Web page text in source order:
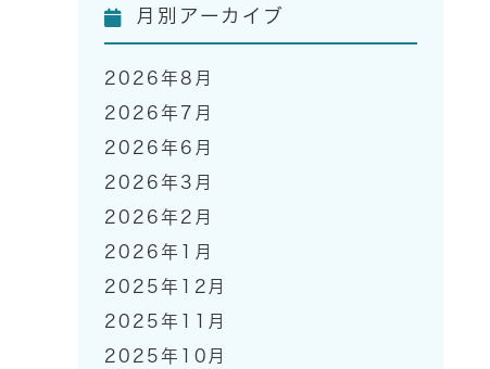
月別アーカイブ
2026年8月
2026年7月
2026年6月
2026年3月
2026年2月
2026年1月
2025年12月
2025年11月
2025年10月